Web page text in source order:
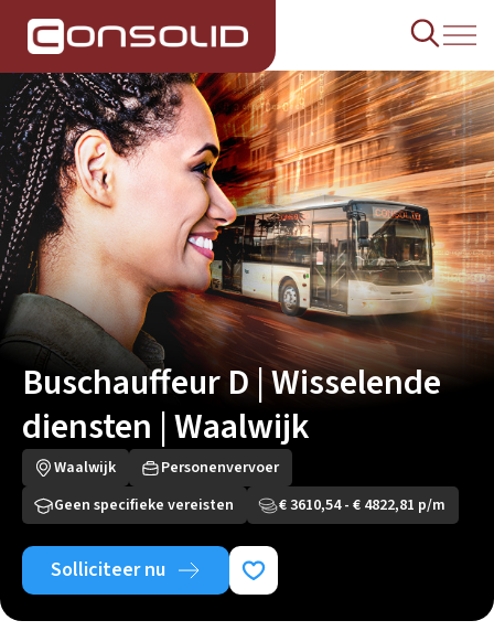
Buschauffeur D | Wisselende
diensten | Waalwijk
Waalwijk
Personenvervoer
Geen specifieke vereisten
€ 3610,54 - € 4822,81 p/m
Solliciteer nu